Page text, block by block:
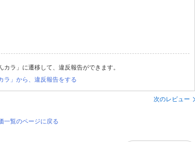
カラ」に遷移して、違反報告ができます。
ラ」から、違反報告をする
次のレビュー
一覧のページに戻る